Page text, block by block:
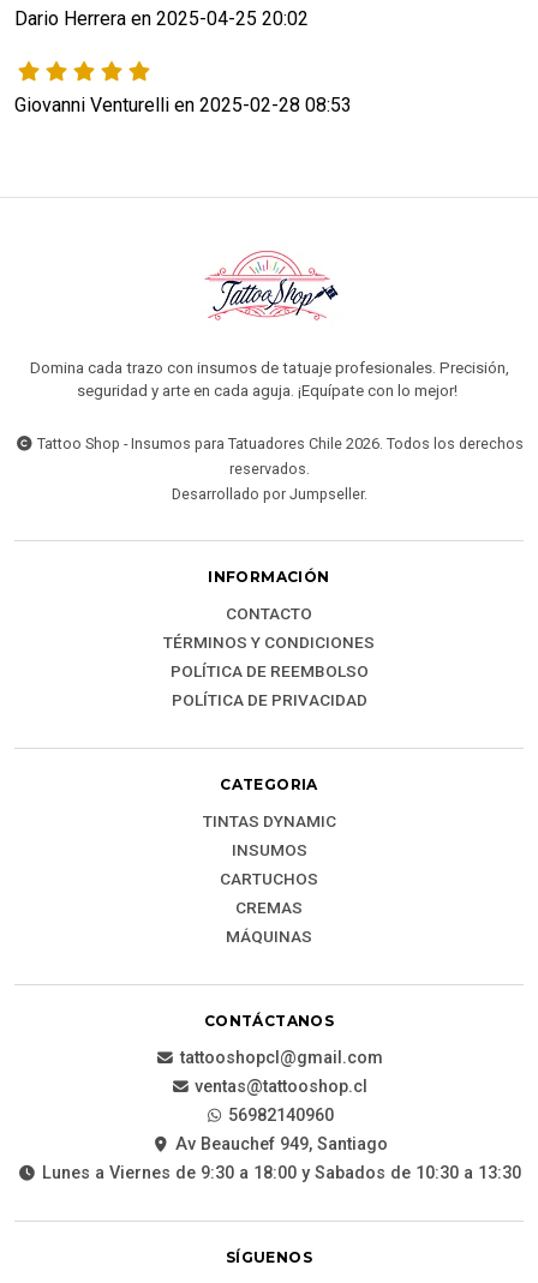
Dario Herrera en 2025-04-25 20:02
Giovanni Venturelli en 2025-02-28 08:53
Domina cada trazo con insumos de tatuaje profesionales. Precisión,
seguridad y arte en cada aguja. ¡Equípate con lo mejor!
Tattoo Shop - Insumos para Tatuadores Chile 2026. Todos los derechos
reservados.
Desarrollado por Jumpseller.
INFORMACIÓN
CONTACTO
TÉRMINOS Y CONDICIONES
POLÍTICA DE REEMBOLSO
POLÍTICA DE PRIVACIDAD
CATEGORIA
TINTAS DYNAMIC
INSUMOS
CARTUCHOS
CREMAS
MÁQUINAS
CONTÁCTANOS
tattooshopcl@gmail.com
ventas@tattooshop.cl
56982140960
Av Beauchef 949, Santiago
Lunes a Viernes de 9:30 a 18:00 y Sabados de 10:30 a 13:30
SÍGUENOS